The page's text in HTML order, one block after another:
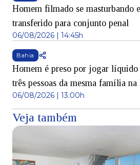
Homem filmado se masturbando
transferido para conjunto penal
06/08/2026 | 14:45h
Bahia
Homem é preso por jogar
três pessoas da mesma família na
06/08/2026 | 13:00h
Veja também